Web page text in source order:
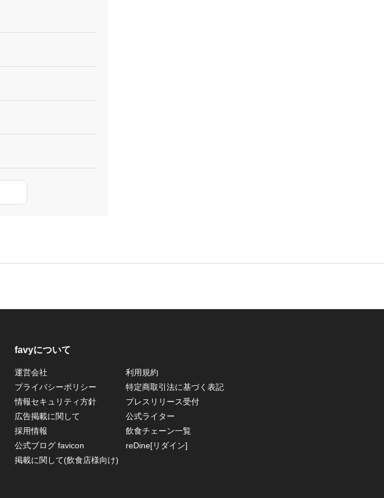
favyについて
運営会社
利用規約
プライバシーポリシー
特定商取引法に基づく表記
情報セキュリティ方針
プレスリリース受付
広告掲載に関して
公式ライター
採用情報
飲食チェーン一覧
公式ブログ favicon
reDine[リダイン]
掲載に関して(飲食店様向け)